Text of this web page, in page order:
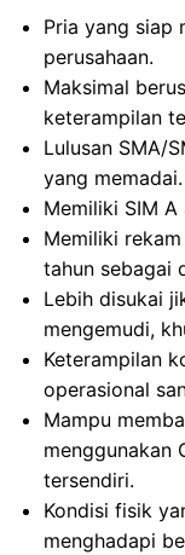
Pria yang siap
perusahaan.
Maksimal
keterampilan
Lulusan SMA/
yang memadai.
Memiliki SIM
Memiliki
tahun sebagai
Lebih disukai
mengemudi,
Keterampilan
operasional
Mampu
menggunakan
tersendiri.
Kondisi fisik
menghadapi